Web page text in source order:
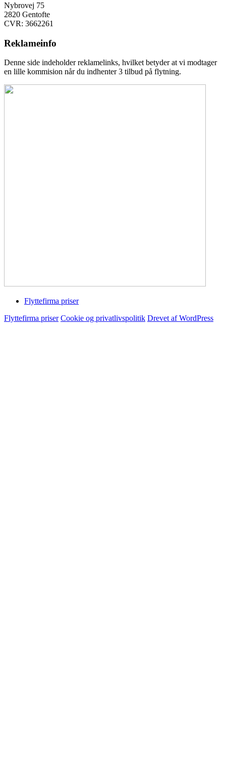
Nybrovej 75
2820 Gentofte
CVR: 3662261
Reklameinfo
Denne side indeholder reklamelinks, hvilket betyder at vi modtager
en lille kommision når du indhenter 3 tilbud på flytning.
Flyttefirma priser
Flyttefirma priser Cookie og privatlivspolitik Drevet af WordPress